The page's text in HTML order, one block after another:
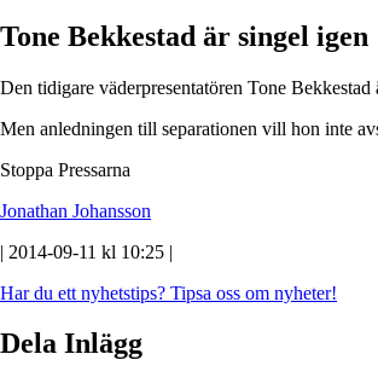
Tone Bekkestad är singel igen
Den tidigare väderpresentatören Tone Bekkestad
Men anledningen till separationen vill hon inte
Stoppa Pressarna
Jonathan Johansson
| 2014-09-11 kl 10:25 |
Har du ett nyhetstips? Tipsa oss om nyheter!
Dela Inlägg